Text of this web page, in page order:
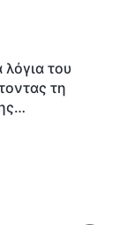
λόγια του
τη